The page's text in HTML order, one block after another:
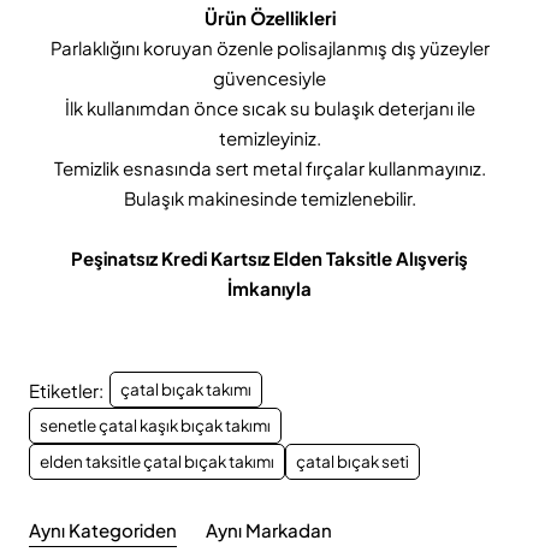
Ürün Özellikleri
Parlaklığını koruyan özenle polisajlanmış dış yüzeyler
güvencesiyle
İlk kullanımdan önce sıcak su bulaşık deterjanı ile
temizleyiniz.
Temizlik esnasında sert metal fırçalar kullanmayınız.
Bulaşık makinesinde temizlenebilir.
Peşinatsız Kredi Kartsız Elden Taksitle Alışveriş
İmkanıyla
Etiketler:
çatal bıçak takımı
senetle çatal kaşık bıçak takımı
elden taksitle çatal bıçak takımı
çatal bıçak seti
Aynı Kategoriden Aynı Markadan